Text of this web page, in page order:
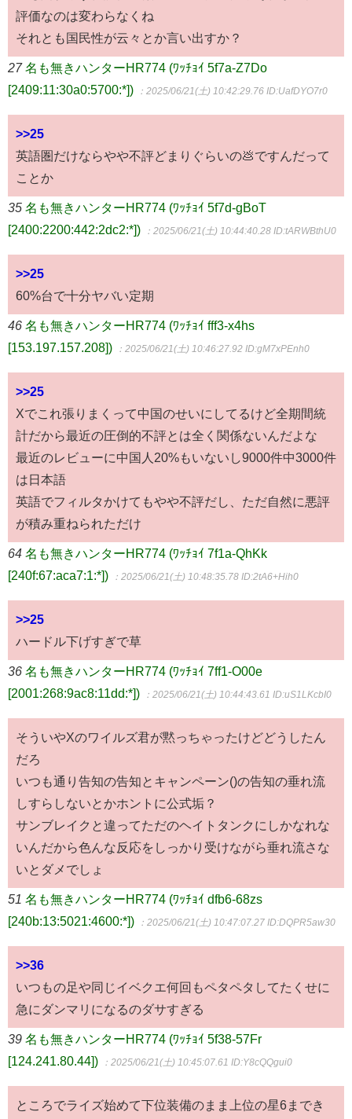
評価なのは変わらなくね
それとも国民性が云々とか言い出すか？
27 名も無きハンターHR774 (ﾜｯﾁｮｲ 5f7a-Z7Do
[2409:11:30a0:5700:*])
：2025/06/21(土) 10:42:29.76 ID:UafDYO7r0
>>25
英語圏だけならやや不評どまりぐらいの💩ですんだって
ことか
35 名も無きハンターHR774 (ﾜｯﾁｮｲ 5f7d-gBoT
[2400:2200:442:2dc2:*])
：2025/06/21(土) 10:44:40.28 ID:tARWBthU0
>>25
60%台で十分ヤバい定期
46 名も無きハンターHR774 (ﾜｯﾁｮｲ fff3-x4hs
[153.197.157.208])
：2025/06/21(土) 10:46:27.92 ID:gM7xPEnh0
>>25
Xでこれ張りまくって中国のせいにしてるけど全期間統
計だから最近の圧倒的不評とは全く関係ないんだよな
最近のレビューに中国人20%もいないし9000件中3000件
は日本語
英語でフィルタかけてもやや不評だし、ただ自然に悪評
が積み重ねられただけ
64 名も無きハンターHR774 (ﾜｯﾁｮｲ 7f1a-QhKk
[240f:67:aca7:1:*])
：2025/06/21(土) 10:48:35.78 ID:2tA6+Hih0
>>25
ハードル下げすぎで草
36 名も無きハンターHR774 (ﾜｯﾁｮｲ 7ff1-O00e
[2001:268:9ac8:11dd:*])
：2025/06/21(土) 10:44:43.61 ID:uS1LKcbI0
そういやXのワイルズ君が黙っちゃったけどどうしたん
だろ
いつも通り告知の告知とキャンペーン()の告知の垂れ流
しすらしないとかホントに公式垢？
サンブレイクと違ってただのヘイトタンクにしかなれな
いんだから色んな反応をしっかり受けながら垂れ流さな
いとダメでしょ
51 名も無きハンターHR774 (ﾜｯﾁｮｲ dfb6-68zs
[240b:13:5021:4600:*])
：2025/06/21(土) 10:47:07.27 ID:DQPR5aw30
>>36
いつもの足や同じイベクエ何回もペタペタしてたくせに
急にダンマリになるのダサすぎる
39 名も無きハンターHR774 (ﾜｯﾁｮｲ 5f38-57Fr
[124.241.80.44])
：2025/06/21(土) 10:45:07.61 ID:Y8cQQgui0
ところでライズ始めて下位装備のまま上位の星6までき